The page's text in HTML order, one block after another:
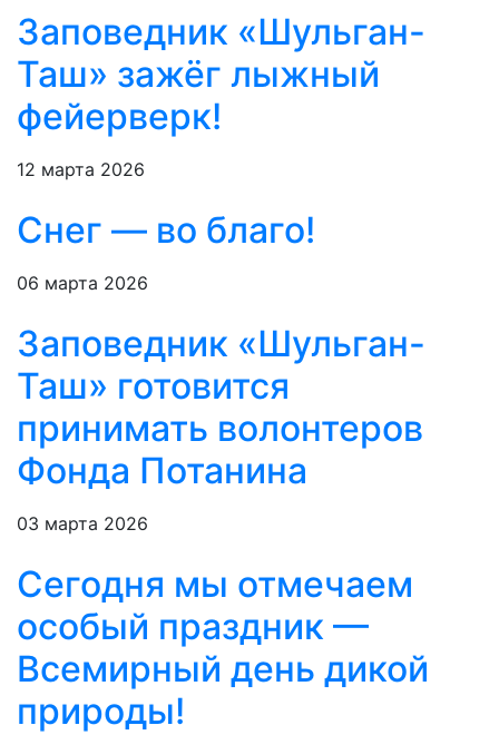
Заповедник «Шульган-
Таш» зажёг лыжный
фейерверк!
12 марта 2026
Снег — во благо!
06 марта 2026
Заповедник «Шульган-
Таш» готовится
принимать волонтеров
Фонда Потанина
03 марта 2026
Сегодня мы отмечаем
особый праздник —
Всемирный день дикой
природы!